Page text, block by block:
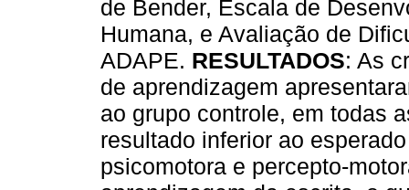
de Bender, Escala de
Humana, e Avaliação de
ADAPE. RESULTADOS: As
de aprendizagem
ao grupo controle, em todas
resultado inferior ao
psicomotora e percepto-